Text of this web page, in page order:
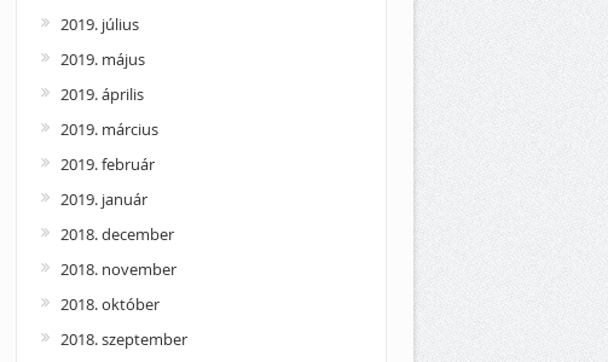
2019. július
2019. május
2019. április
2019. március
2019. február
2019. január
2018. december
2018. november
2018. október
2018. szeptember